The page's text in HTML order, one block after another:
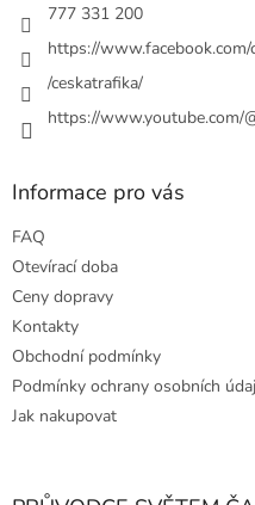
777 331 200
https://www.facebook.com/
/ceskatrafika/
https://www.youtube.com/
Informace pro vás
FAQ
Otevírací doba
Ceny dopravy
Kontakty
Obchodní podmínky
Podmínky ochrany osobních
Jak nakupovat